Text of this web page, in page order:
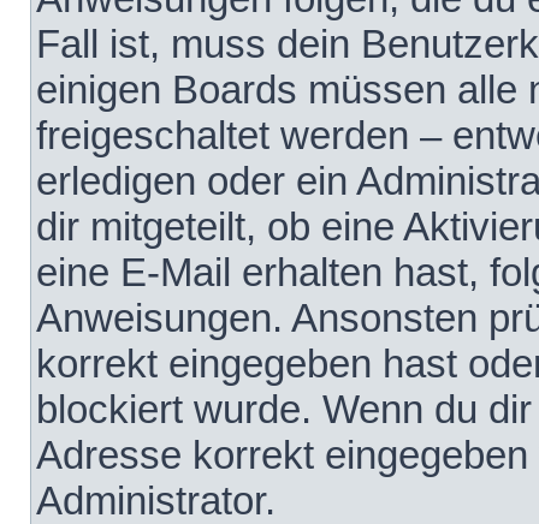
Fall ist, muss dein
einigen Boards müssen alle
freigeschaltet werden –
erledigen oder ein
dir mitgeteilt, ob eine
eine E-Mail erhalten hast,
Anweisungen. Ansonsten
korrekt eingegeben hast
blockiert wurde. Wenn du
Adresse korrekt
Administrator.